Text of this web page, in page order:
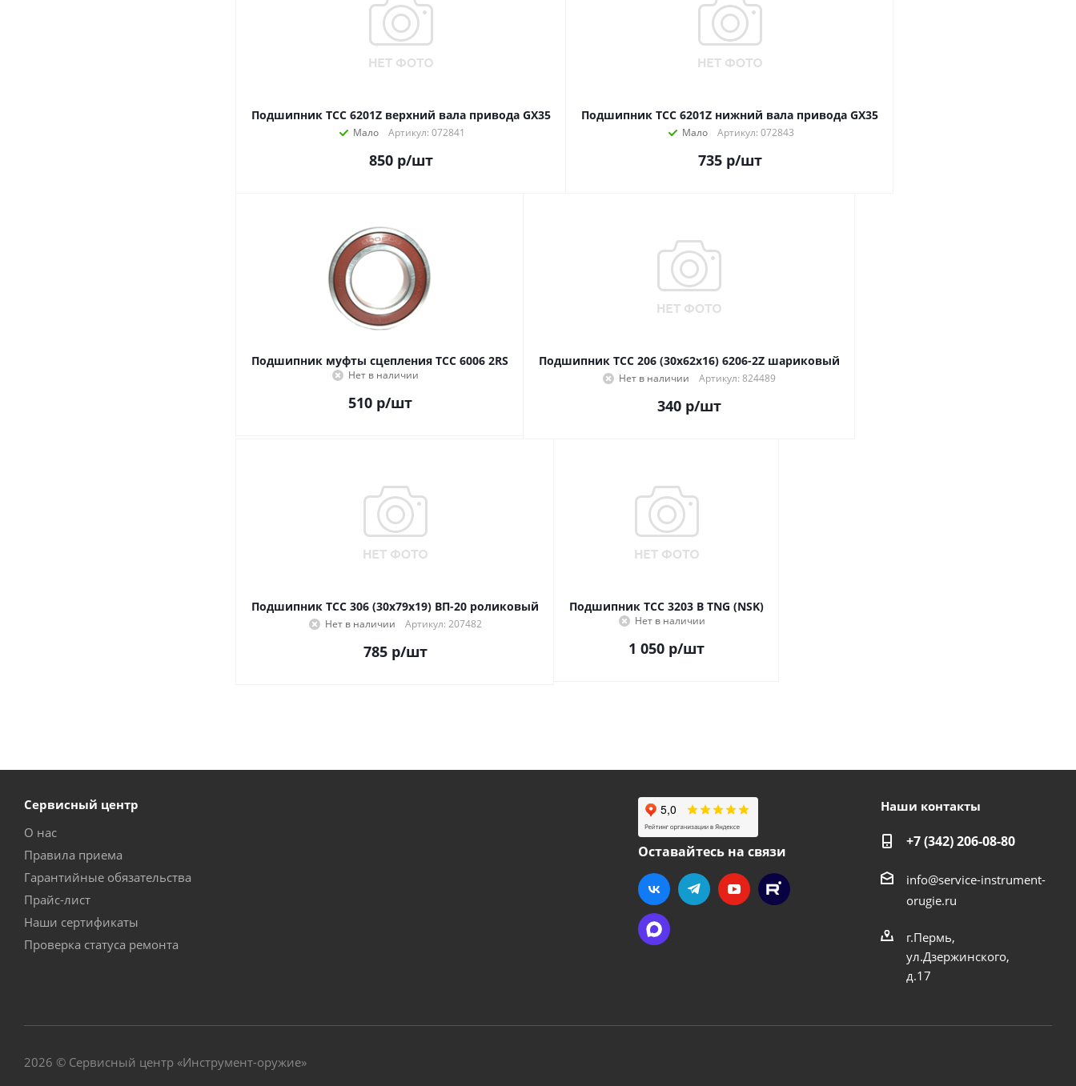
Подшипник ТСС 6201Z верхний вала привода GX35
Мало Артикул: 072841
850 р/шт
Подшипник ТСС 6201Z нижний вала привода GX35
Мало Артикул: 072843
735р/шт
Подшипник муфты сцепления ТСС 6006 2RS
Нет в наличии
510р/шт
Подшипник ТСС 206 (30x62x16) 6206-2Z шариковый
Нет в наличии Артикул: 824489
340 р/шт
Подшипник ТСС 306 (30x79x19) ВП-20 роликовый
Нет в наличии Артикул: 207482
785р/шт
Подшипник ТСС 3203 B TNG (NSK)
Нет в наличии
1 050 р/шт
Сервисный центр
О нас
Правила приема
Гарантийные обязательства
Прайс-лист
Наши сертификаты
Проверка статуса ремонта
Оставайтесь на связи
Наши контакты
+7 (342) 206-08-80
info@service-instrument-
orugie.ru
г.Пермь,
ул.Дзержинского,
д.17
2026 © Сервисный центр «Инструмент-оружие»